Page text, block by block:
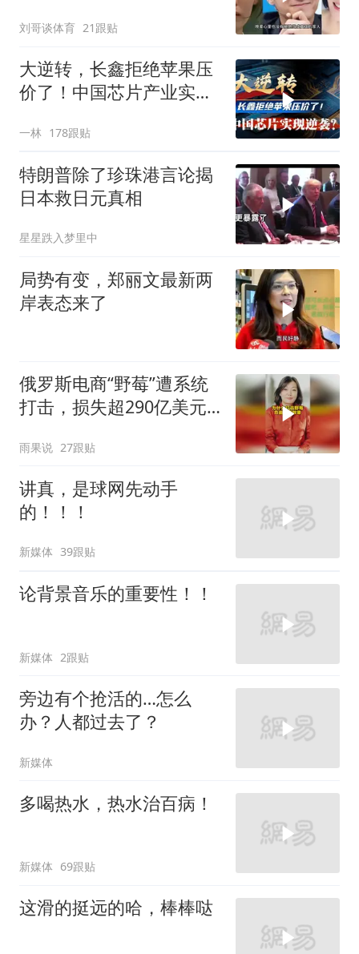
刘哥谈体育 21跟贴
大逆转，长鑫拒绝苹果压
价了！中国芯片产业实现
一林 178跟贴
特朗普除了珍珠港言论揭
日本救日元真相
星星跌入梦里中
局势有变，郑丽文最新两
岸表态来了
俄罗斯电商“野莓”遭系统
打击，损失超290亿美元#
雨果说 27跟贴
讲真，是球网先动手
的！！！
新媒体 39跟贴
论背景音乐的重要性！！
新媒体 2跟贴
旁边有个抢活的…怎么
办？人都过去了？
新媒体
多喝热水，热水治百病！
新媒体 69跟贴
这滑的挺远的哈，棒棒哒